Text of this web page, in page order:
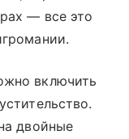
— все это
включить
двойные